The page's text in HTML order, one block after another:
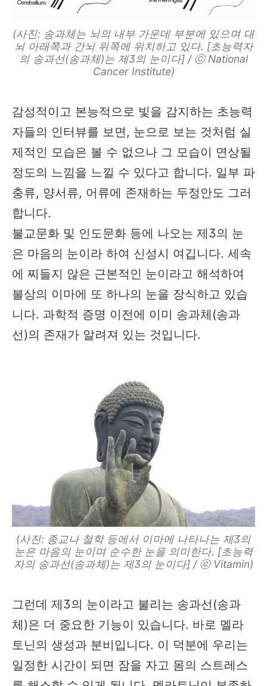
(사진: 송과체는 뇌의 내부 가운데 부분에 있으며 대
뇌 아래쪽과 간뇌 위쪽에 위치하고 있다. [초능력자
의 송과선(송과체)는 제3의 눈이다] / ⓒ National
Cancer Institute)
감성적이고 본능적으로 빛을 감지하는 초능력
자들의 인터뷰를 보면, 눈으로 보는 것처럼 실
제적인 모습은 볼 수 없으나 그 모습이 연상될
정도의 느낌을 느낄 수 있다고 합니다. 일부 파
충류, 양서류, 어류에 존재하는 두정안도 그러
합니다.
불교문화 및 인도문화 등에 나오는 제3의 눈
은 마음의 눈이라 하여 신성시 여깁니다. 세속
에 찌들지 않은 근본적인 눈이라고 해석하여
불상의 이마에 또 하나의 눈을 장식하고 있습
니다. 과학적 증명 이전에 이미 송과체(송과
선)의 존재가 알려져 있는 것입니다.
(사진: 종교나 철학 등에서 이마에 나타나는 제3의
눈은 마음의 눈이며 순수한 눈을 의미한다. [초능력
자의 송과선(송과체)는 제3의 눈이다] / ⓒ Vitamin)
그런데 제3의 눈이라고 불리는 송과선(송과
체)은 더 중요한 기능이 있습니다. 바로 멜라
토닌의 생성과 분비입니다. 이 덕분에 우리는
일정한 시간이 되면 잠을 자고 몸의 스트레스